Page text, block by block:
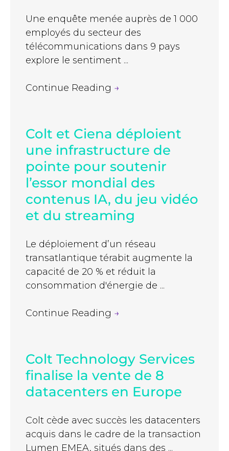
Une enquête menée auprès de 1 000
employés du secteur des
télécommunications dans 9 pays
explore le sentiment ...
Continue Reading →
Colt et Ciena déploient
une infrastructure de
pointe pour soutenir
l’essor mondial des
contenus IA, du jeu vidéo
et du streaming
Le déploiement d’un réseau
transatlantique térabit augmente la
capacité de 20 % et réduit la
consommation d'énergie de ...
Continue Reading →
Colt Technology Services
finalise la vente de 8
datacenters en Europe
Colt cède avec succès les datacenters
acquis dans le cadre de la transaction
Lumen EMEA, situés dans des ...